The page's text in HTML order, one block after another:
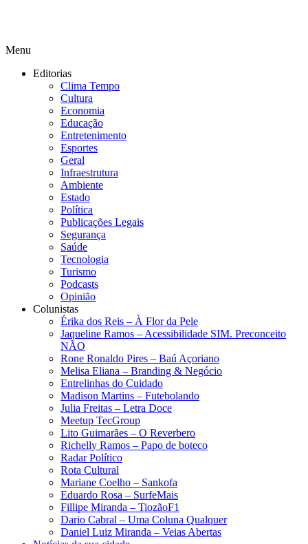
Menu
Editorias
Clima Tempo
Cultura
Economia
Educação
Entretenimento
Esportes
Geral
Infraestrutura
Ambiente
Estado
Política
Publicações Legais
Segurança
Saúde
Tecnologia
Turismo
Podcasts
Opinião
Colunistas
Érika dos Reis​ – À Flor da Pele
Jaqueline Ramos – Acessibilidade SIM. Preconceito
NÃO
Rone Ronaldo Pires – Baú Açoriano
Melisa Eliana – Branding & Negócio
Entrelinhas do Cuidado
Madison Martins – Futebolando
Julia Freitas​ – Letra Doce
Meetup TecGroup
Lito Guimarães – O Reverbero
Richelly Ramos​ – Papo de boteco
Radar Político
Rota Cultural
Mariane Coelho – Sankofa
Eduardo Rosa​ – SurfeMais
Fillipe Miranda – TiozãoF1
Dario Cabral – Uma Coluna Qualquer
Daniel Luiz Miranda – Veias Abertas